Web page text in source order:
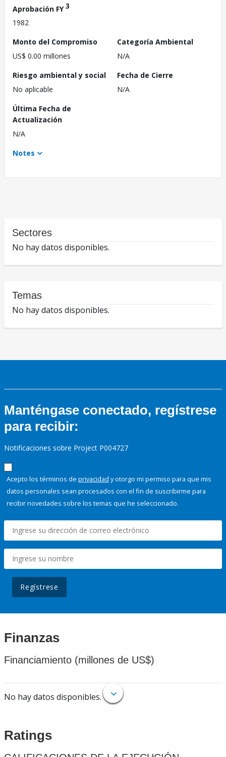
Aprobación FY3
1982
Monto del Compromiso
US$ 0.00 millones
Categoría Ambiental
N/A
Riesgo ambiental y social
No aplicable
Fecha de Cierre
N/A
Última Fecha de
Actualización
N/A
Notes
Sectores
No hay datos disponibles.
Temas
No hay datos disponibles.
Manténgase conectado, regístrese
para recibir:
Notificaciones sobre Project P004727
Acepto los términos de privacidad y otorgo mi permiso para que mis
datos personales sean procesados con el fin de suscribirme para
recibir novedades sobre los temas que he seleccionado.
Regístrese
Finanzas
Financiamiento (millones de US$)
No hay datos disponibles.
Ratings